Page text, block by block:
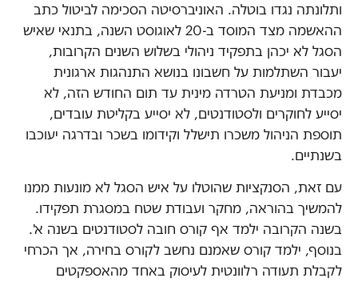
ותלונתה נגדו בוטלה. האוניברסיטה הסכימה לביטול כתב
ההאשמה מצד המוסד ב-20 לאוגוסט השנה, בתנאי שאיש
הסגל לא יכהן בתפקיד ניהולי בשלוש השנים הקרובות,
יעבור השתלמות על חשבונו בנושא התנהגות ארגונית
מכבדת ומניעת הטרדה מינית עד תום החודש הזה, לא
יסייע לחוקרים ולסטודנטים, לא יסייע בקליטת עובדים,
תוספת הניהול משכרו תישלל וקידומו בשכר ובדרגה יעוכבו
בשנתיים.
עם זאת, הסנקציות שהוטלו על איש הסגל לא מונעות ממנו
להמשיך בהוראה, מחקר ועבודת שטח במסגרת תפקידו.
בשנה הקרובה ילמד אף קורס חובה לסטודנטים בשנה א'.
בנוסף, ילמד קורס שאמנם נחשב לקורס בחירה, אך הכרחי
לקבלת תעודה רלוונטית לעיסוק באחד מהאספקטים